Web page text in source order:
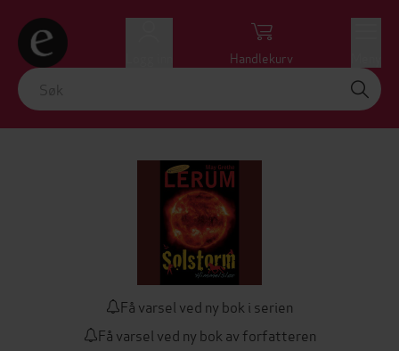
Handlekurv
Få varsel ved ny bok i serien
Få varsel ved ny bok av forfatteren